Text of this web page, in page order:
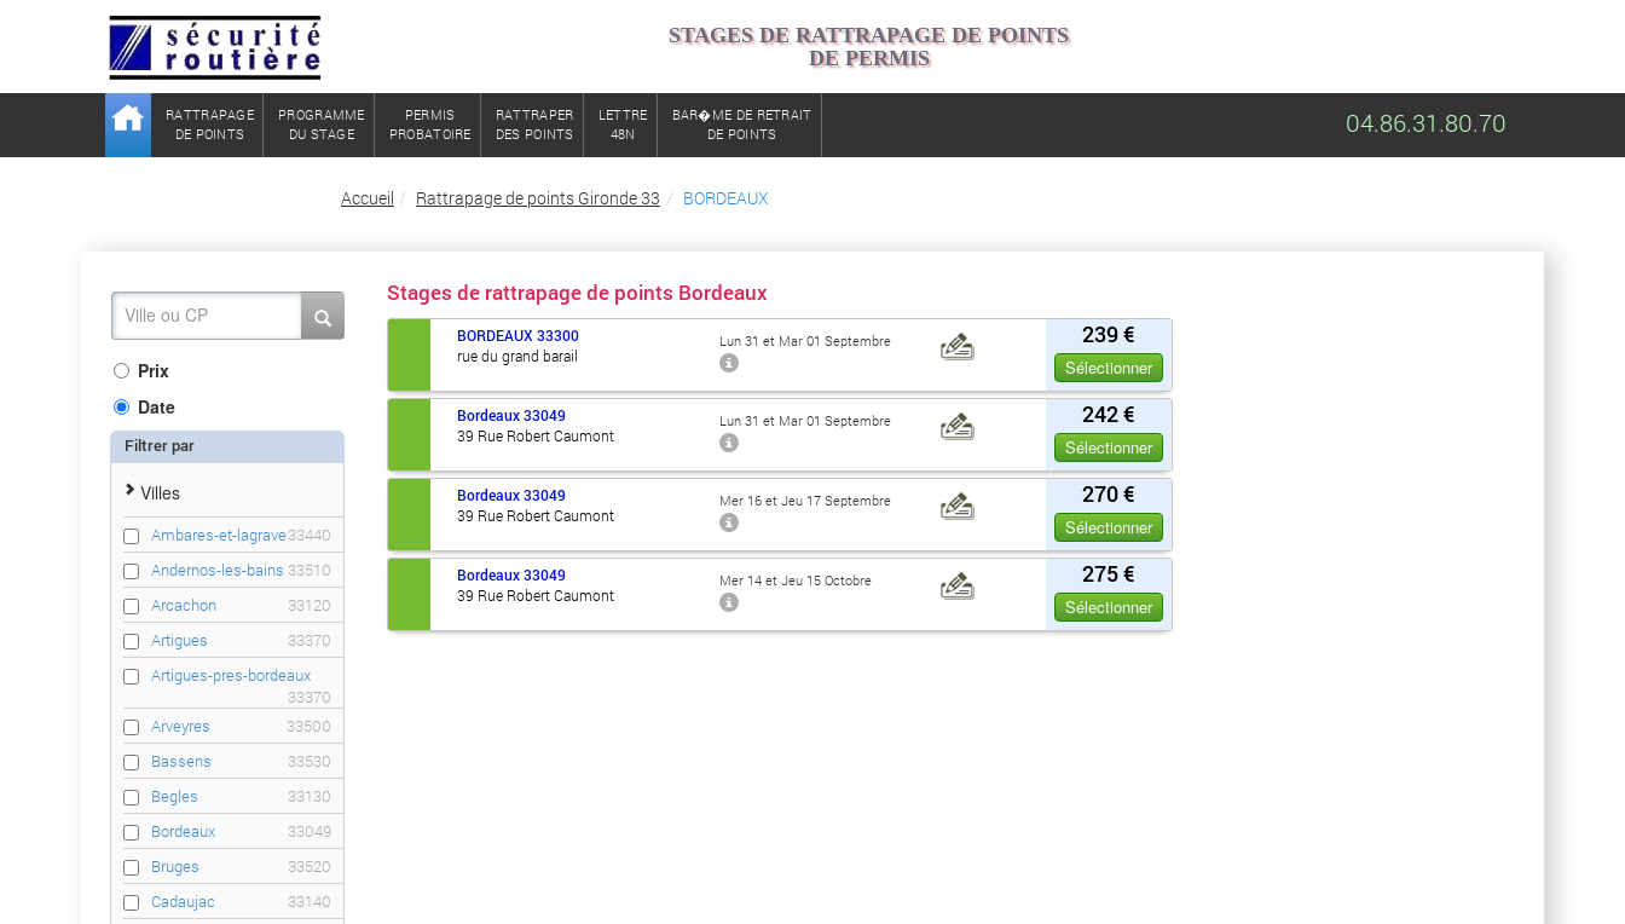
STAGES DE RATTRAPAGE DE POINTS
DE PERMIS
RATTRAPAGE
DE POINTS
PROGRAMME
DU STAGE
PERMIS
PROBATOIRE
RATTRAPER
DES POINTS
LETTRE
48N
BAR�ME DE RETRAIT
DE POINTS
04.86.31.80.70
Accueil Rattrapage de points Gironde 33 BORDEAUX
Prix
Date
Filtrer par
Villes
Ambares-et-lagrave33440
Andernos-les-bains 33510
Arcachon
33120
Artigues
33370
Artigues-pres-bordeaux
33370
Arveyres
33500
Bassens
33530
Begles
33130
Bordeaux
33049
Bruges
33520
Cadaujac
33140
Stages de rattrapage de points Bordeaux
239 €
Sélectionner
BORDEAUX 33300
rue du grand barail
Lun 31 et Mar 01 Septembre
242 €
Sélectionner
Bordeaux 33049
39 Rue Robert Caumont
Lun 31 et Mar 01 Septembre
270 €
Sélectionner
Bordeaux 33049
39 Rue Robert Caumont
Mer 16 et Jeu 17 Septembre
275 €
Sélectionner
Bordeaux 33049
39 Rue Robert Caumont
Mer 14 et Jeu 15 Octobre